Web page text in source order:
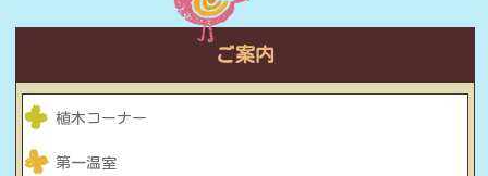
ご案内
植木コーナー
第一温室